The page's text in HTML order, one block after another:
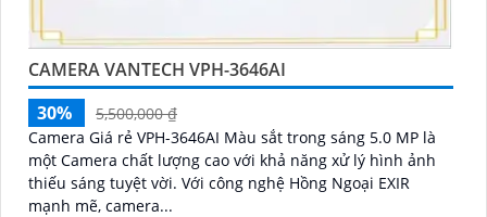
CAMERA VANTECH VPH-3646AI
30%
5,500,000 ₫
Camera Giá rẻ VPH-3646AI Màu sắt trong sáng 5.0 MP là
một Camera chất lượng cao với khả năng xử lý hình ảnh
thiếu sáng tuyệt vời. Với công nghệ Hồng Ngoại EXIR
mạnh mẽ, camera...